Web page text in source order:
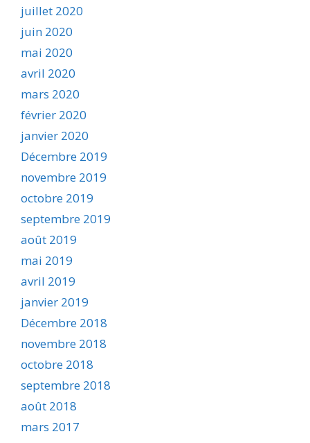
juillet 2020
juin 2020
mai 2020
avril 2020
mars 2020
février 2020
janvier 2020
Décembre 2019
novembre 2019
octobre 2019
septembre 2019
août 2019
mai 2019
avril 2019
janvier 2019
Décembre 2018
novembre 2018
octobre 2018
septembre 2018
août 2018
mars 2017